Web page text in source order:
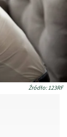
Źródło: 123RF